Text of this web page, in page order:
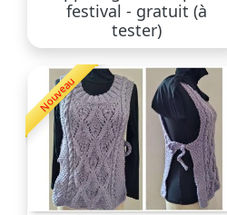
festival - gratuit (à
tester)
Nouveau